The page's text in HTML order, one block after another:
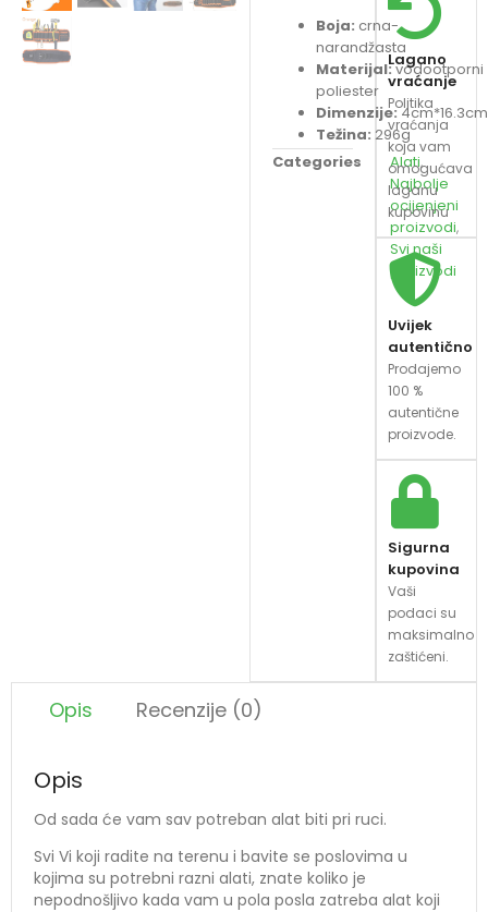
Boja: crna-
narandžasta
Materijal:vodootporni
poliester
Dimenzije:4cm*16.3cm
Težina: 296g
Categories
Alati,
Najbolje
ocijenjeni
proizvodi,
Svi naši
proizvodi
Lagano
vraćanje
Politika
vraćanja
koja vam
omogućava
laganu
kupovinu
Uvijek
autentično
Prodajemo
100 %
autentične
proizvode.
Sigurna
kupovina
Vaši
podaci su
maksimalno
zaštićeni.
Opis Recenzije (0)
Opis
Od sada će vam sav potreban alat biti pri ruci.
Svi Vi koji radite na terenu i bavite se poslovima u
kojima su potrebni razni alati, znate koliko je
nepodnošljivo kada vam u pola posla zatreba alat koji